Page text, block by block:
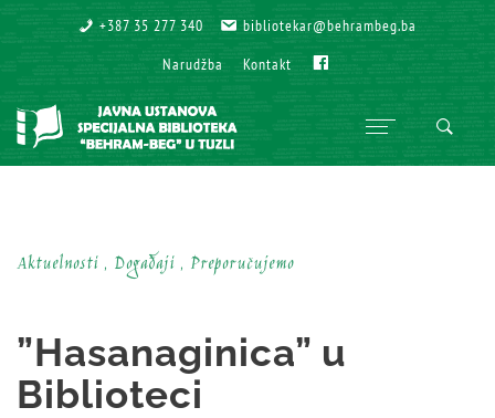
+387 35 277 340
+387 35 277 340 bibliotekar@behrambeg.ba
bibliotekar@behrambeg.ba
Narudžba
Narudžba Kontakt
Kontakt
Aktuelnosti , Događaji , Preporučujemo
”Hasanaginica” u
Biblioteci